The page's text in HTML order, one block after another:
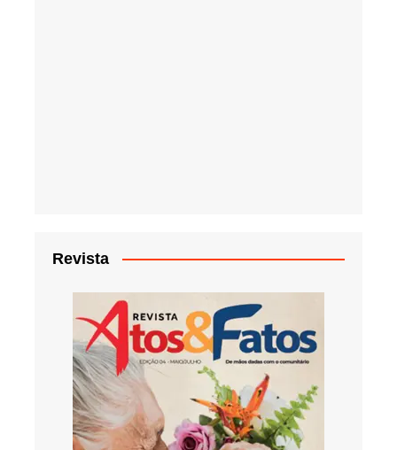
Revista